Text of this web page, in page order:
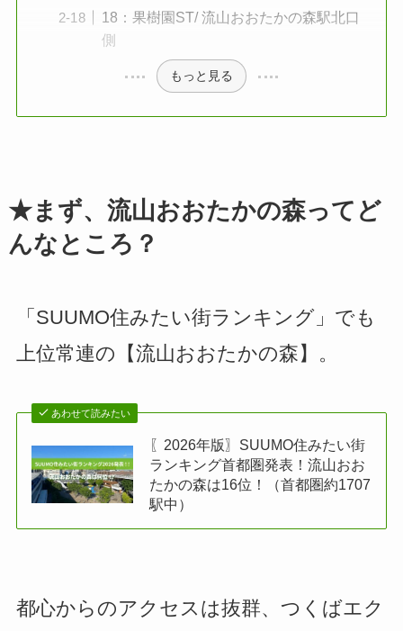
18：果樹園ST/ 流山おおたかの森駅北口
側
もっと見る
★まず、流山おおたかの森ってど
んなところ？
「SUUMO住みたい街ランキング」でも
上位常連の【流山おおたかの森】。
あわせて読みたい
〖2026年版〗SUUMO住みたい街
ランキング首都圏発表！流山おお
たかの森は16位！（首都圏約1707
駅中）
都心からのアクセスは抜群、つくばエク